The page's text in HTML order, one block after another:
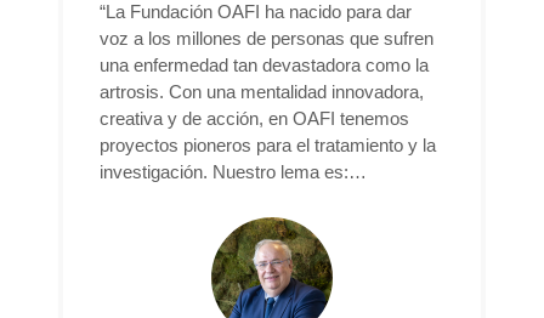
“La Fundación OAFI ha nacido para dar
voz a los millones de personas que sufren
una enfermedad tan devastadora como la
artrosis. Con una mentalidad innovadora,
creativa y de acción, en OAFI tenemos
proyectos pioneros para el tratamiento y la
investigación. Nuestro lema es: